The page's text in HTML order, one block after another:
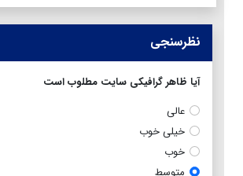
نظرسنجی
آیا ظاهر گرافیکی سایت مطلوب است
عالی
خیلی خوب
خوب
متوسط